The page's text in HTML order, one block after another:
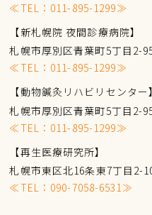
≪TEL： 011-895-1299≫
【新札幌院 夜間診療病院】
札幌市厚別区青葉町5丁目2-
≪TEL： 011-895-1299≫
【動物鍼灸リハビリセンター】
札幌市厚別区青葉町5丁目2-
≪TEL： 011-895-1299≫
【再生医療研究所】
札幌市東区北16条東7丁目2-
≪TEL： 090-7058-6531 ≫